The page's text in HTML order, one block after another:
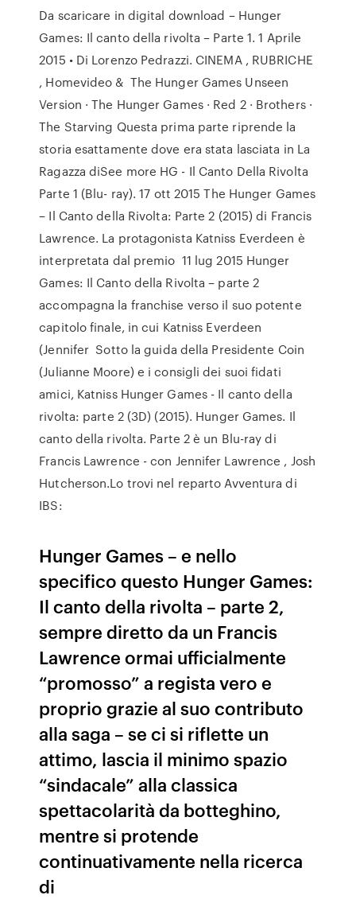
Da scaricare in digital download – Hunger
Games: Il canto della rivolta – Parte 1. 1 Aprile
2015 • Di Lorenzo Pedrazzi. CINEMA , RUBRICHE
, Homevideo & The Hunger Games Unseen
Version · The Hunger Games · Red 2 · Brothers ·
The Starving Questa prima parte riprende la
storia esattamente dove era stata lasciata in La
Ragazza diSee more HG - Il Canto Della Rivolta
Parte 1 (Blu- ray). 17 ott 2015 The Hunger Games
– Il Canto della Rivolta: Parte 2 (2015) di Francis
Lawrence. La protagonista Katniss Everdeen è
interpretata dal premio 11 lug 2015 Hunger
Games: Il Canto della Rivolta – parte 2
accompagna la franchise verso il suo potente
capitolo finale, in cui Katniss Everdeen
(Jennifer Sotto la guida della Presidente Coin
(Julianne Moore) e i consigli dei suoi fidati
amici, Katniss Hunger Games - Il canto della
rivolta: parte 2 (3D) (2015). Hunger Games. Il
canto della rivolta. Parte 2 è un Blu-ray di
Francis Lawrence - con Jennifer Lawrence , Josh
Hutcherson.Lo trovi nel reparto Avventura di
IBS:
Hunger Games – e nello
specifico questo Hunger Games:
Il canto della rivolta – parte 2,
sempre diretto da un Francis
Lawrence ormai ufficialmente
“promosso” a regista vero e
proprio grazie al suo contributo
alla saga – se ci si riflette un
attimo, lascia il minimo spazio
“sindacale” alla classica
spettacolarità da botteghino,
mentre si protende
continuativamente nella ricerca
di